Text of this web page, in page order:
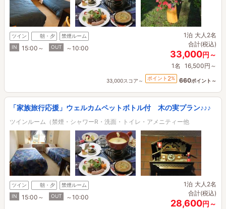
ツイン 朝・夕
禁煙ルーム
IN
15:00～ OUT ～10:00
1泊 大人2名
合計(税込)
33,000円～
1名 16,500円～
33,000スコア～ ポイント 2% 660ポイント～
「家族旅行応援」ウェルカムペットボトル付 木の実プラン♪♪♪
ツインルーム（禁煙・シャワーR・洗面・トイレ・アメニティー他
ツイン 朝・夕
禁煙ルーム
IN
15:00～ OUT ～10:00
1泊 大人2名
合計(税込)
28,600円～